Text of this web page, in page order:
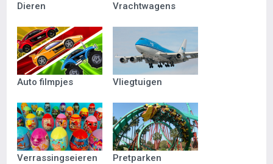
Dieren Vrachtwagens
Auto filmpjes Vliegtuigen
Verrassingseieren Pretparken